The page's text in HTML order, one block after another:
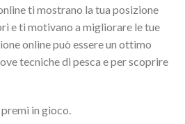
ti mostrano la tua posizione
e ti motivano a migliorare le tue
online può essere un ottimo
tecniche di pesca e per scoprire
in gioco.